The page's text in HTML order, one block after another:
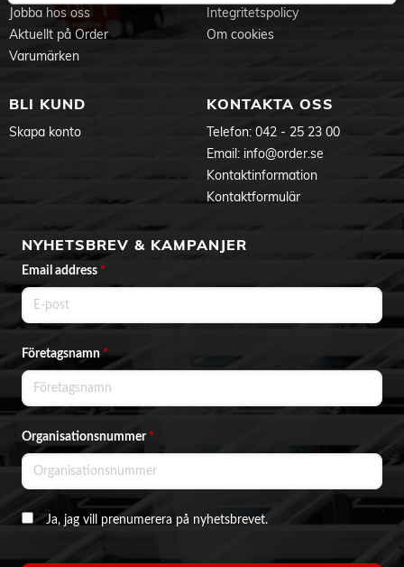
Jobba hos oss
Aktuellt på Order
Varumärken
Integritetspolicy
Om cookies
BLI KUND
Skapa konto
KONTAKTA OSS
Telefon: 042 - 25 23 00
Email: info@order.se
Kontaktinformation
Kontaktformulär
NYHETSBREV & KAMPANJER
Email address *
Företagsnamn*
Organisationsnummer *
Ja, jag vill prenumerera på nyhetsbrevet.